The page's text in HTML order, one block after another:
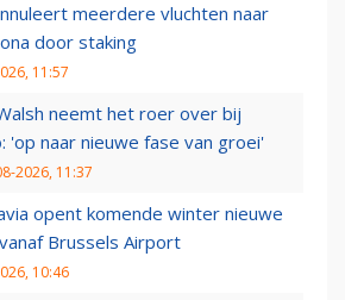
meerdere vluchten naar
door staking
11:57
neemt het roer over bij
'op naar nieuwe fase van groei'
2026, 11:37
opent komende winter nieuwe
Brussels Airport
10:46